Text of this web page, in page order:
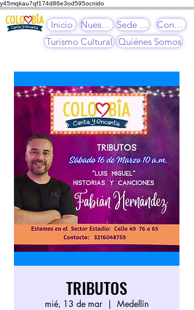
y45mqkau7qf174d86e3od595ocnido
Quiénes Somos
Nuestros Cursos Sede Cultural Contacto
Inicio
Turismo Cultural
TRIBUTOS
mié, 13 de mar
  |
Medellín